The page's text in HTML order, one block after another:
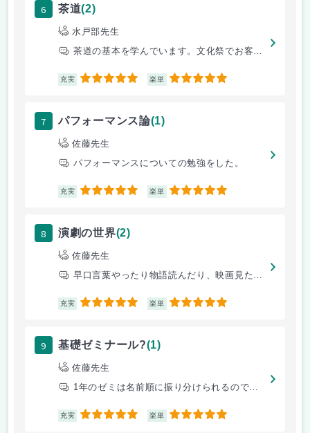
6 茶道(2)
水戸部先生
茶道の基本を学んでいます。文化祭でお客様にお茶を出します。
充実 5 楽単 5
7 パフォーマンス論(1)
佐藤先生
パフォーマンスについての勉強をした。
充実 5 楽単 5
8 演劇の世界(2)
佐藤先生
早口言葉やったり物語読んだり、映画見たり、とにかく楽しい授業でした
充実 5 楽単 5
9 基礎ゼミナール?(1)
佐藤先生
1年のゼミは名前順に振り分けられるので運ですが、いい先生に当たれば楽し
充実 5 楽単 5